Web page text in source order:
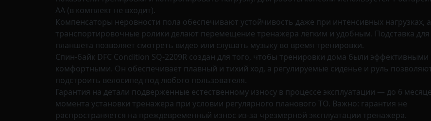
AA (в комплект не входит).
Компенсаторы неровности пола обеспечивают устойчивость даже при интенсивных нагрузках, а
транспортировочные ролики делают перемещение тренажёра лёгким и удобным. Подставка для
планшета позволяет смотреть видео или слушать музыку во время тренировки.
Спин-байк DFC Condition SQ-2209R создан для того, чтобы тренировки дома были эффективными
комфортными. Он обеспечивает плавный и тихий ход, а регулируемые сиденье и руль
подстроить велосипед под любого пользователя.
Гарантия на детали подверженные естественному износу в процессе эксплуатации — до 6
момента установки тренажера при условии регулярного планового ТО. Важно: гарантия не
распространяется на преждевременный износ из-за чрезмерной эксплуатации тренажера.